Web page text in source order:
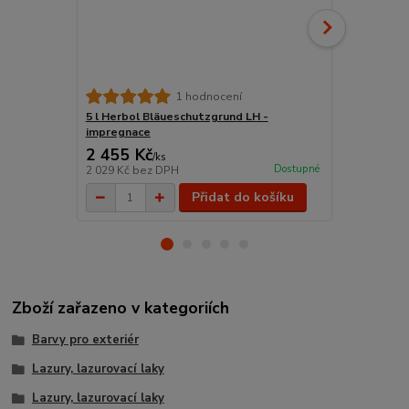
1 hodnocení
5 l Herbol Bläueschutzgrund LH -
impregnace
2 455 Kč/ks
2 029 Kč bez DPH Dostupné
Přidat do košíku
Zboží zařazeno v kategoriích
Barvy pro exteriér
Lazury, lazurovací laky
Lazury, lazurovací laky